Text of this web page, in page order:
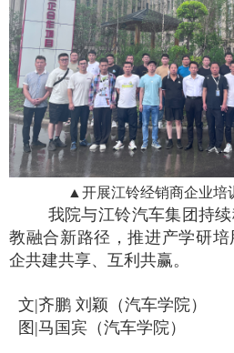
▲ 开展江铃经销商企业培
我院与江铃汽车集团持
教融合新路径，推进产学研
企共建共享、互利共赢。
文|齐鹏 刘颖（汽车学院）
图 |马国宾（汽车学院）